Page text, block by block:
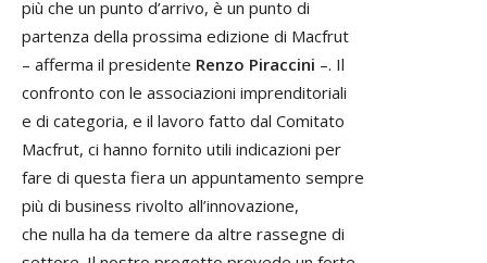
più che un punto d’arrivo, è un punto di
partenza della prossima edizione di Macfrut
– afferma il presidente Renzo Piraccini –. Il
confronto con le associazioni imprenditoriali
e di categoria, e il lavoro fatto dal Comitato
Macfrut, ci hanno fornito utili indicazioni per
fare di questa fiera un appuntamento sempre
più di business rivolto all’innovazione,
che nulla ha da temere da altre rassegne di